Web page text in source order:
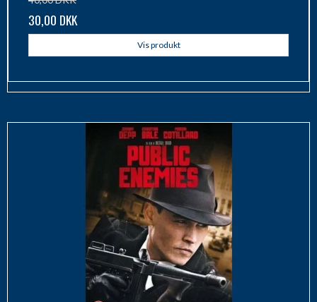
30,00 DKK
Vis produkt